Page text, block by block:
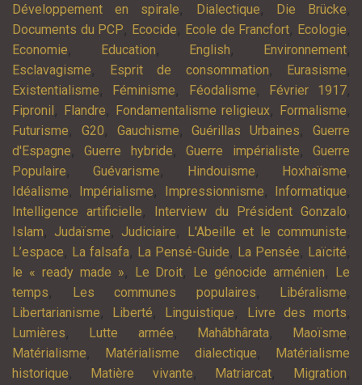
Développement en spirale, Dialectique, Die Brücke,
Documents du PCP, Ecocide, Ecole de Francfort, Ecologie,
Economie, Education, English, Environnement,
Esclavagisme, Esprit de consommation, Eurasisme,
Existentialisme, Féminisme, Féodalisme, Février 1917,
Fipronil , Flandre, Fondamentalisme religieux, Formalisme,
Futurisme, G20, Gauchisme,Guérillas Urbaines,Guerre
d'Espagne,Guerre hybride,Guerre impérialiste,Guerre
Populaire,Guévarisme, Hindouisme, Hoxhaïsme,
Idéalisme, Impérialisme, Impressionnisme, Informatique,
Intelligence artificielle, Interview du Président Gonzalo,
Islam, Judaïsme, Judiciaire, L'Abeille et le communiste,
L’espace, La falsafa, La Pensé-Guide, La Pensée, Laïcité,
le « ready made », Le Droit, Le génocide arménien,
Le
temps, Les communes populaires, Libéralisme,
Libertarianisme, Liberté, Linguistique, Livre des morts,
Lumières, Lutte armée, Mahâbhârata, Maoïsme,
Matérialisme, Matérialisme dialectique,
Matérialisme
historique, Matière vivante, Matriarcat, Migration,